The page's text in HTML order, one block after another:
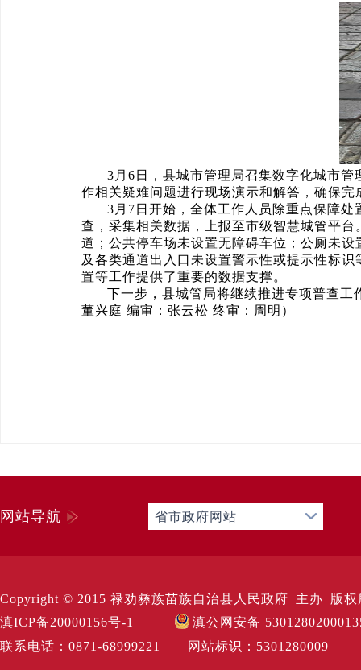
3月6日，县城市管理局召集数字化城市
作相关疑难问题进行现场演示和解答，确保完
3月7日开始，全体工作人员除重点保障
查，采集相关数据，上报至市级智慧城管平
道；公共停车场未设置无障碍车位；公厕未
及各类通道出入口未设置警示性或提示性标
置等工作提供了重要的数据支撑。
下一步，县城管局将继续推进专项普查
董兴庭 编审：张云松 终审：周明）
网站导航 省市政府网站
Copyright © 2015 禄劝彝族苗族自治县人民政府 主办 版
滇ICP备20000156号-1
滇公网安备
联系电话：0871-68999221 网站标识：